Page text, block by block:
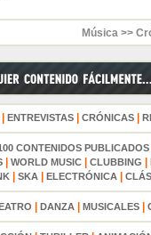
Música >>
ENTREVISTAS| CRÓNICAS|
CONTENIDOS PUBLICADOS
| WORLD MUSIC| CLUBBING
| SKA| ELECTRÓNICA|
DANZA| MUSICALES|